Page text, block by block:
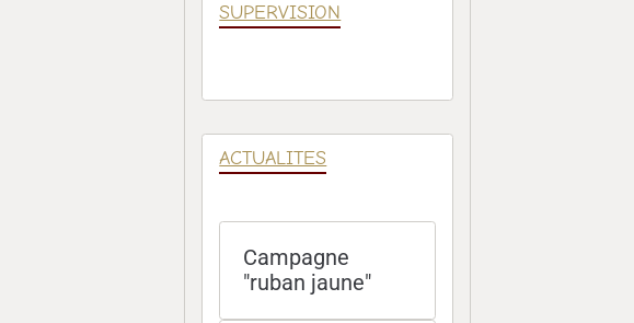
SUPERVISION
ACTUALITES
Campagne
"ruban jaune"